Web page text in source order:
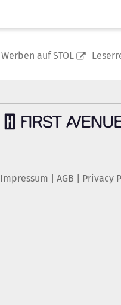
Werben auf STOL
Impressum AGB Privacy